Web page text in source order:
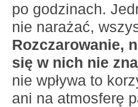
po godzinach.
nie narażać,
Rozczarowanie,
się w nich nie
nie wpływa to
ani na atmosferę